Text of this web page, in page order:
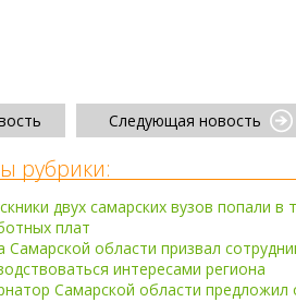
Следующая новость
рубрики:
двух самарских вузов попали
плат
Самарской области призвал
интересами региона
Самарской области